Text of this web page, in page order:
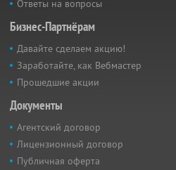
Ответы на вопросы
Бизнес-Партнёрам
Давайте сделаем акцию!
Заработайте, как Вебмастер
Прошедшие акции
Документы
Агентский договор
Лицензионный договор
Публичная оферта